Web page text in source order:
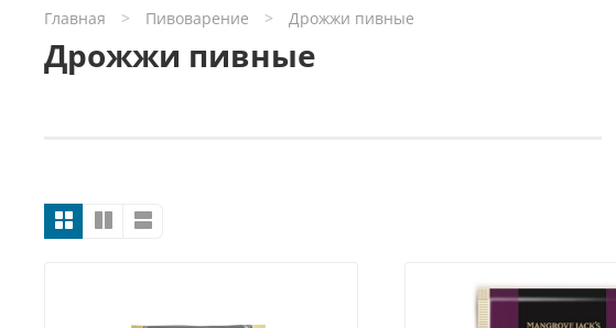
Главная Пивоварение Дрожжи пивные
Дрожжи пивные